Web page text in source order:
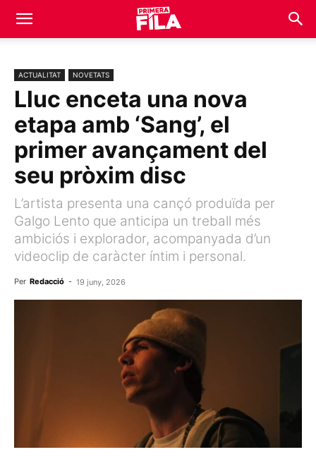
ACTUALITAT NOVETATS
Lluc enceta una nova
etapa amb ‘Sang’, el
primer avançament del
seu pròxim disc
L’artista presenta una cançó produïda per
Galgo Lento que anticipa un treball més
ambiciós i explorador, acompanyada d’un
videoclip de caràcter íntim i personal.
Per Redacció - 19 juny, 2026